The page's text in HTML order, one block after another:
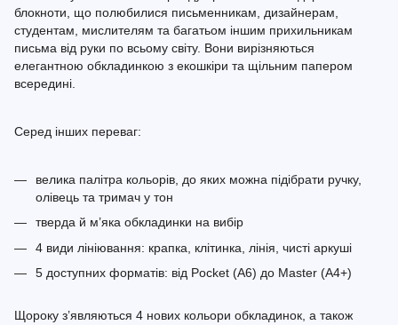
блокноти, що полюбилися письменникам, дизайнерам,
студентам, мислителям та багатьом іншим прихильникам
письма від руки по всьому світу. Вони вирізняються
елегантною обкладинкою з екошкіри та щільним папером
всередині.
Серед інших переваг:
велика палітра кольорів, до яких можна підібрати ручку,
олівець та тримач у тон
тверда й м’яка обкладинки на вибір
4 види лініювання: крапка, клітинка, лінія, чисті аркуші
5 доступних форматів: від Pocket (A6) до Master (A4+)
Щороку з’являються 4 нових кольори обкладинок, а також